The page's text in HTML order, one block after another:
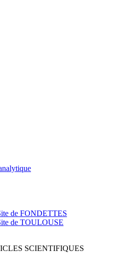
de FONDETTES
de TOULOUSE
SCIENTIFIQUES